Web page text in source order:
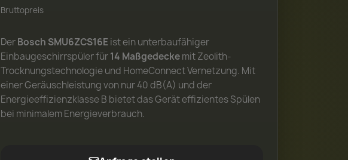
Bruttopreis
DerBosch SMU6ZCS16Eist ein unterbaufähiger
Einbaugeschirrspüler für14 Maßgedeckemit Zeolith-
Trocknungstechnologie und HomeConnect Vernetzung. Mit
einer Geräuschleistung von nur 40 dB(A) und der
Energieeffizienzklasse B bietet das Gerät effizientes Spülen
bei minimalem Energieverbrauch.